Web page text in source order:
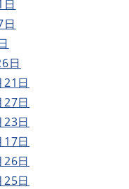
日
日
日
日
日
日
日